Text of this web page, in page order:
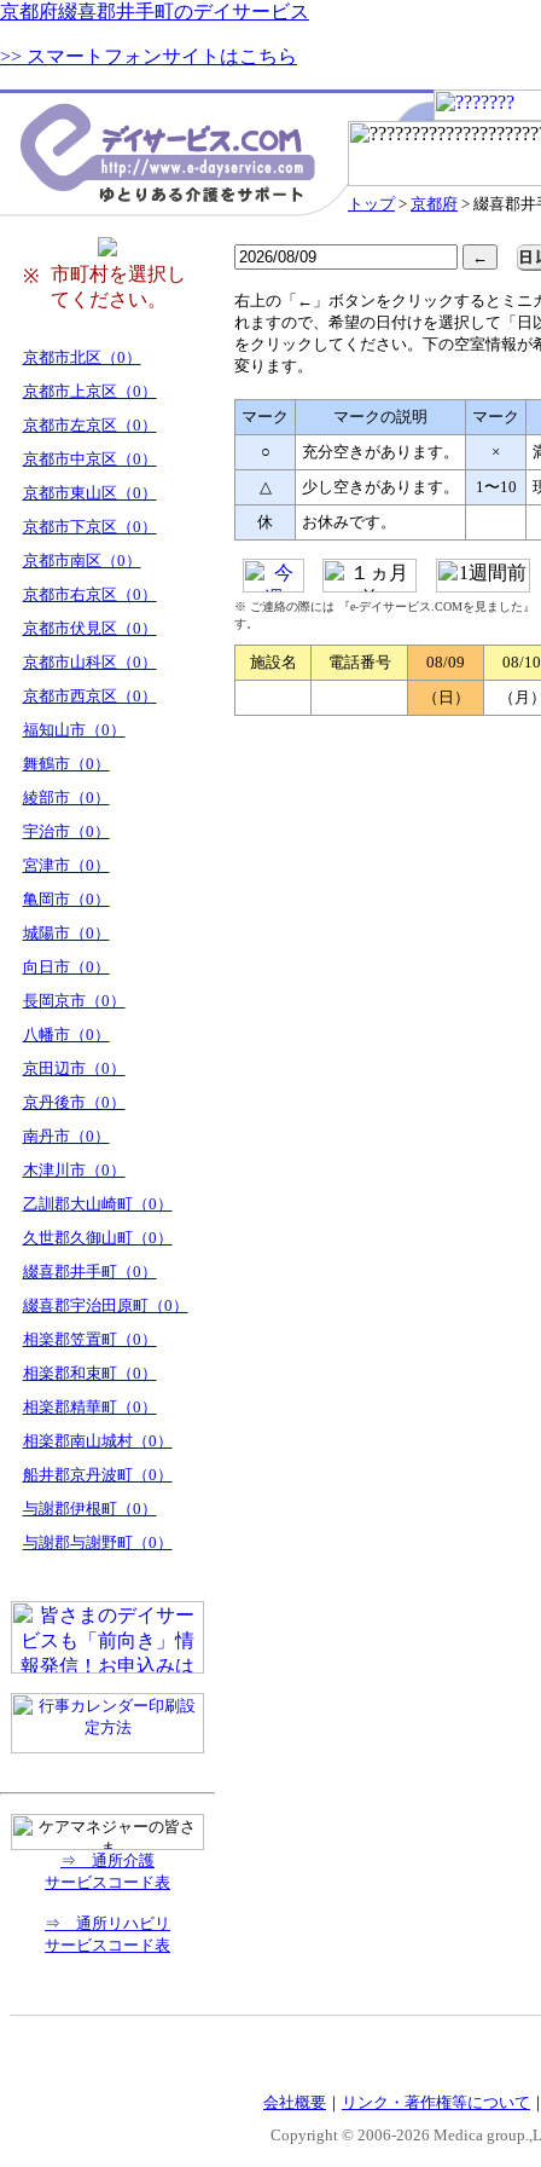
京都府綴喜郡井手町のデイサービス
>> スマートフォンサイトはこちら
トップ> 京都府 > 綴喜郡井
※
市町村を選択し
てください。
京都市北区（0）
京都市上京区（0）
京都市左京区（0）
京都市中京区（0）
京都市東山区（0）
京都市下京区（0）
京都市南区（0）
京都市右京区（0）
京都市伏見区（0）
京都市山科区（0）
京都市西京区（0）
福知山市（0）
舞鶴市（0）
綾部市（0）
宇治市（0）
宮津市（0）
亀岡市（0）
城陽市（0）
向日市（0）
長岡京市（0）
八幡市（0）
京田辺市（0）
京丹後市（0）
南丹市（0）
木津川市（0）
乙訓郡大山崎町（0）
久世郡久御山町（0）
綴喜郡井手町（0）
綴喜郡宇治田原町（0）
相楽郡笠置町（0）
相楽郡和束町（0）
相楽郡精華町（0）
相楽郡南山城村（0）
船井郡京丹波町（0）
与謝郡伊根町（0）
与謝郡与謝野町（0）
⇒ 通所介護
サービスコード表
⇒ 通所リハビリ
サービスコード表
右上の「←」ボタンをクリックするとミニ
れますので、希望の日付けを選択して「日
をクリックしてください。下の空室情報が
変ります。
マーク マークの説明
マーク
○
充分空きがあります。 ×
△
少し空きがあります。 1〜10
休
お休みです。
※ ご連絡の際には 『e-デイサービス.COMを見ました
す。
施設名 電話番号 08/09
08/10
（日）
（月
会社概要 ｜ リンク・著作権等について
Copyright © 2006-2026 Medica